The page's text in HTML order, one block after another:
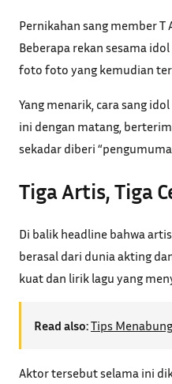
Pernikahan sang member
Beberapa rekan sesama
foto foto yang kemudian
Yang menarik, cara sang
ini dengan matang,
sekadar diberi
Tiga Artis, Tiga
Di balik headline bahwa
berasal dari dunia akting
kuat dan lirik lagu yang
Read also:Tips
Aktor tersebut selama ini